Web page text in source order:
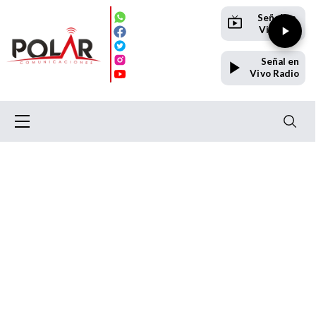
Señal en
Vivo TV
Señal en
Vivo Radio